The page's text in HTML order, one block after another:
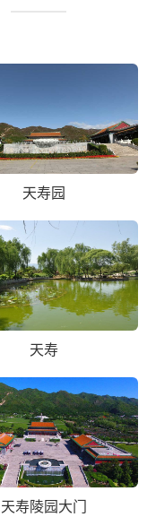
天寿园
天寿
天寿陵园大门